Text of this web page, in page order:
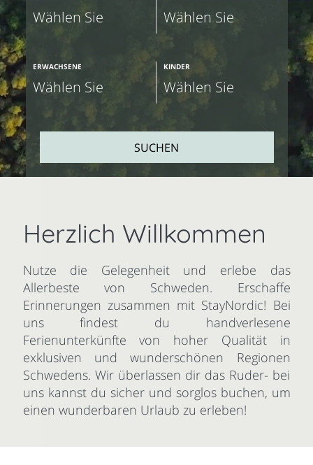
ERWACHSENE KINDER
SUCHEN
Herzlich Willkommen
Nutze die Gelegenheit und erlebe das
Allerbeste von Schweden. Erschaffe
Erinnerungen zusammen mit StayNordic! Bei
uns findest du handverlesene
Ferienunterkünfte von hoher Qualität in
exklusiven und wunderschönen Regionen
Schwedens. Wir überlassen dir das Ruder- bei
uns kannst du sicher und sorglos buchen, um
einen wunderbaren Urlaub zu erleben!